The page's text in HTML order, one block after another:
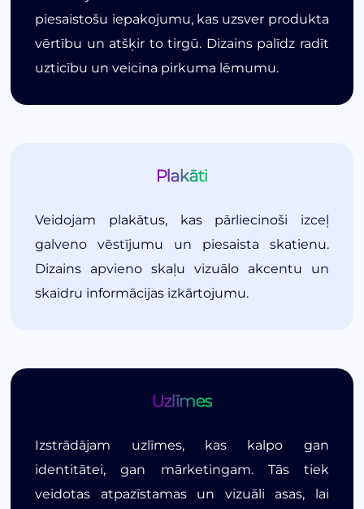
piesaistošu iepakojumu, kas uzsver produkta
vērtību un atšķir to tirgū. Dizains palīdz radīt
uzticību un veicina pirkuma lēmumu.
Plakāti
Veidojam plakātus, kas pārliecinoši izceļ
galveno vēstījumu un piesaista skatienu.
Dizains apvieno skaļu vizuālo akcentu un
skaidru informācijas izkārtojumu.
Uzlīmes
Izstrādājam uzlīmes, kas kalpo gan
identitātei, gan mārketingam. Tās tiek
veidotas atpazīstamas un vizuāli asas, lai